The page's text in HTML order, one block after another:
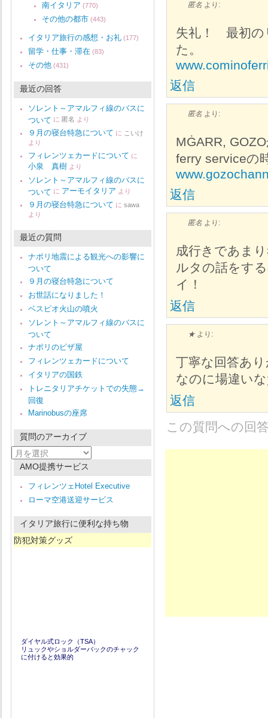
匿名 より:
失礼！ 最初の
た。
返信
匿名 より:
MĠARR,
ferry serviceの
返信
匿名 より:
成行きであま
ルタの話をす
イ！
返信
★ より:
丁寧な回答あ
なのに場違い
返信
この質問への回
南イタリア (770)
その他の都市 (443)
イタリア旅行の感想・お礼 (177)
留学・仕事・滞在 (83)
その他 (431)
最近の回答
ソレント～アマルフィ線のバスに
ついて に 匿名 より
９月の寝台特急について に こいけ
より
フィレンツェカードについて に
小泉 真樹 より
ソレント～アマルフィ線のバスに
ついて に アーモイタリア より
９月の寝台特急について に sawa
より
最近の質問
ナポリ地震による観光への影響に
ついて
９月の寝台特急について
お世話になりました！
ベスピオ火山の噴火
ソレント～アマルフィ線のバスに
ついて
ナポリのピザ屋
フィレンツェカードについて
イタリアの国鉄
トレニタリアチケットでの失態→
回復
Marinobusの座席
質問のアーカイブ
質
問
AMO提携サービス
フィレンツェHotel Executive
ローマ空港送迎サービス
イタリア旅行に便利な持ち物
防犯対策グッズ
ダイヤル式ロック（TSA）
リュックやショルダーバックのチャック
に付けると効果的